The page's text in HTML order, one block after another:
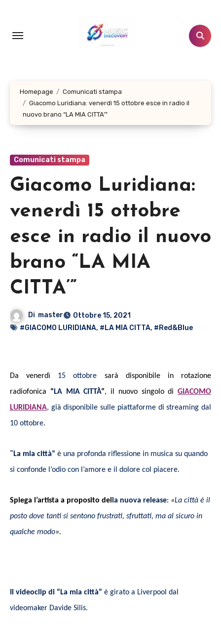
contenuto
Homepage
Comunicati stampa
Giacomo Luridiana: venerdì 15 ottobre esce in radio il
nuovo brano “LA MIA CITTA’”
Comunicati stampa
Giacomo Luridiana:
venerdì 15 ottobre
esce in radio il nuovo
brano “LA MIA
CITTA’”
Di master
Ottobre 15, 2021
#GIACOMO LURIDIANA, #LA MIA CITTA, #Red&Blue
Da venerdì 15 ottobre sarà disponibile in rotazione
radiofonica “ LA MIA CITTÀ”, il nuovo singolo di GIACOMO
LURIDIANA, già disponibile sulle piattaforme di streaming dal
10 ottobre.
“ La mia città” è una profonda riflessione in musica su quando
si confonde l’odio con l’amore e il dolore col piacere.
Spiega l’artista a proposito del la nuova release: «La città è il
posto dove tanti si sentono frustrati, sfruttati, ma al sicuro in
qualche modo».
Il videoclip di “La mia città” è girato a Liverpool dal
videomaker Davide Silis.